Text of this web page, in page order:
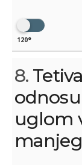
120°
8.
uglom